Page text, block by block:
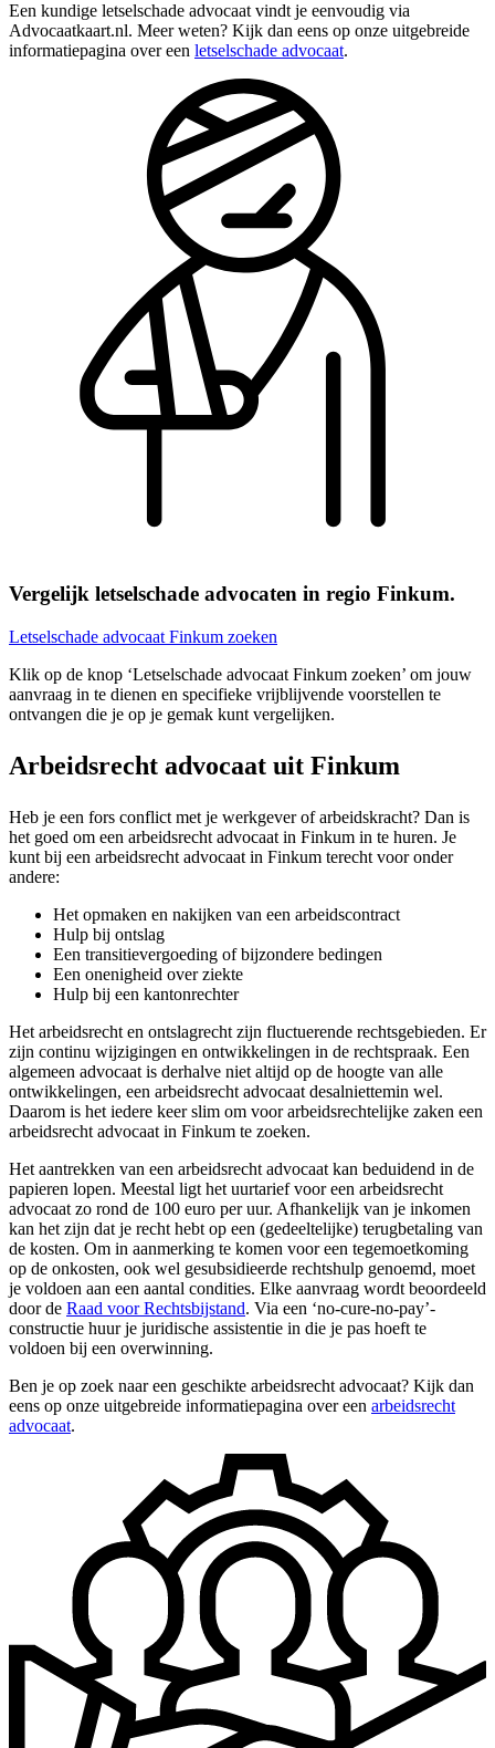
Een kundige letselschade advocaat vindt je eenvoudig via
Advocaatkaart.nl. Meer weten? Kijk dan eens op onze uitgebreide
informatiepagina over een letselschade advocaat.
Vergelijk letselschade advocaten in regio Finkum.
Letselschade advocaat Finkum zoeken
Klik op de knop ‘Letselschade advocaat Finkum zoeken’ om jouw
aanvraag in te dienen en specifieke vrijblijvende voorstellen te
ontvangen die je op je gemak kunt vergelijken.
Arbeidsrecht advocaat uit Finkum
Heb je een fors conflict met je werkgever of arbeidskracht? Dan is
het goed om een arbeidsrecht advocaat in Finkum in te huren. Je
kunt bij een arbeidsrecht advocaat in Finkum terecht voor onder
andere:
Het opmaken en nakijken van een arbeidscontract
Hulp bij ontslag
Een transitievergoeding of bijzondere bedingen
Een onenigheid over ziekte
Hulp bij een kantonrechter
Het arbeidsrecht en ontslagrecht zijn fluctuerende rechtsgebieden. Er
zijn continu wijzigingen en ontwikkelingen in de rechtspraak. Een
algemeen advocaat is derhalve niet altijd op de hoogte van alle
ontwikkelingen, een arbeidsrecht advocaat desalniettemin wel.
Daarom is het iedere keer slim om voor arbeidsrechtelijke zaken een
arbeidsrecht advocaat in Finkum te zoeken.
Het aantrekken van een arbeidsrecht advocaat kan beduidend in de
papieren lopen. Meestal ligt het uurtarief voor een arbeidsrecht
advocaat zo rond de 100 euro per uur. Afhankelijk van je inkomen
kan het zijn dat je recht hebt op een (gedeeltelijke) terugbetaling van
de kosten. Om in aanmerking te komen voor een tegemoetkoming
op de onkosten, ook wel gesubsidieerde rechtshulp genoemd, moet
je voldoen aan een aantal condities. Elke aanvraag wordt beoordeeld
door de Raad voor Rechtsbijstand. Via een ‘no-cure-no-pay’-
constructie huur je juridische assistentie in die je pas hoeft te
voldoen bij een overwinning.
Ben je op zoek naar een geschikte arbeidsrecht advocaat? Kijk dan
eens op onze uitgebreide informatiepagina over een arbeidsrecht
advocaat.